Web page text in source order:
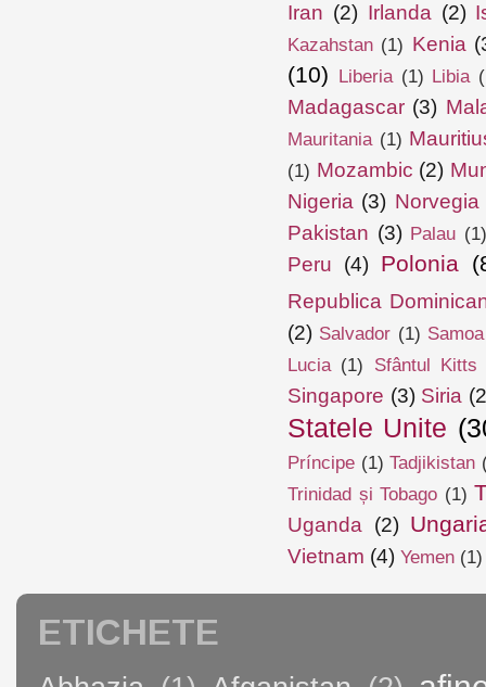
Iran (2) Irlanda (2)
Kazahstan (1) Kenia
(10) Liberia (1) Libia
Madagascar (3)
Mauritania (1)
(1) Mozambic (2)
Nigeria (3) Norvegia
Pakistan (3) Palau (1)
Peru (4) Polonia
Republica
(2) Salvador (1) Samoa
Lucia (1) Sfântul
Singapore (3) Siria
Statele Unite
Príncipe (1) Tadjikistan
Trinidad și Tobago (1)
Uganda (2)
Vietnam (4) Yemen (1)
ETICHETE